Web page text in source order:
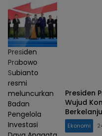
Presiden
Prabowo
Subianto
resmi
meluncurkan
Badan
Pengelola
Investasi
Presiden
Wujud
Ekonomi